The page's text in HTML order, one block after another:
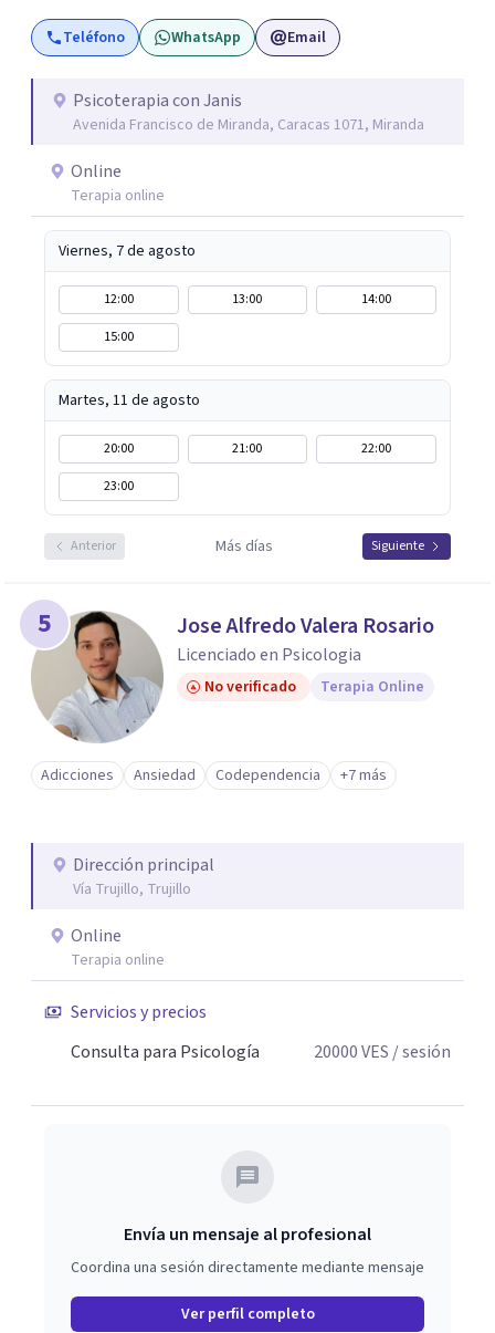
vínculos que te hacen daño. O tal vez buscas
herramientas para comprender y acompañar mejor a tus
seguro para iniciar tu proceso de sanación. Si sientes que
es el momento de transformar tu historia, estaré para
Teléfono WhatsApp Email
Psicoterapia con Janis
Avenida Francisco de Miranda, Caracas 1071, Miranda
Online
Terapia online
Viernes, 7 de agosto
12:00 13:00
14:00
15:00
Martes, 11 de agosto
20:00 21:00
22:00
23:00
Anterior Más días Siguiente
5 Jose Alfredo Valera Rosario
Licenciado en Psicologia
No verificado Terapia Online
Adicciones Ansiedad Codependencia +7 más
Dirección principal
Vía Trujillo, Trujillo
Online
Terapia online
Servicios y precios
Consulta para Psicología
20000VES / sesión
Envía un mensaje al profesional
Coordina una sesión directamente mediante mensaje
Ver perfil completo